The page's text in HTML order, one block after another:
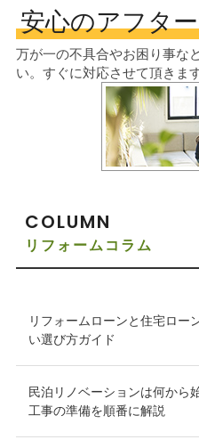
安心のアフタ
万が一の不具合やお困り事な
い。すぐに対応させて頂きます
COLUMN
リフォームコラム
リフォームローンと住宅ロー
い選び方ガイド
民泊リノベーションは何から
工事の準備を順番に解説